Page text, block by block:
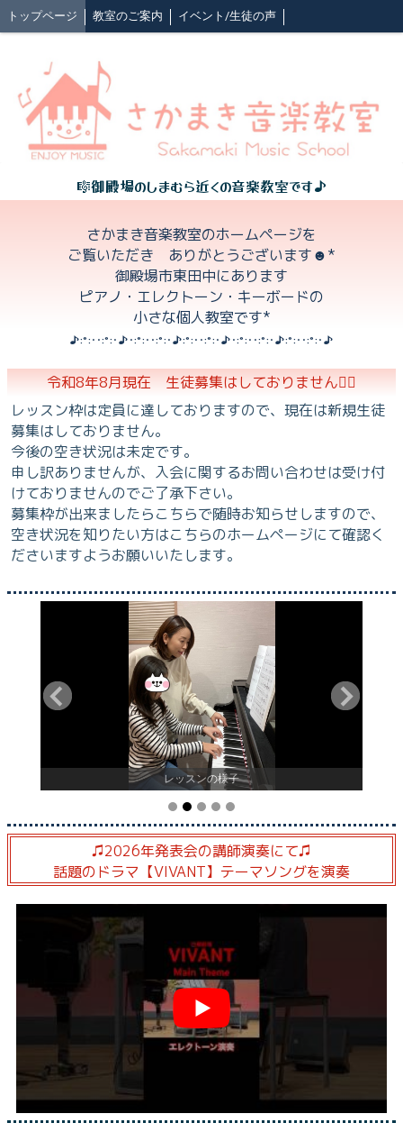
トップページ 教室のご案内 イベント/生徒の声
🎼御殿場のしまむら近くの音楽教室です♪
さかまき音楽教室のホームページを
ご覧いただき ありがとうございます☻*
御殿場市東田中にあります
ピアノ・エレクトーン・キーボードの
小さな個人教室です*
♪:°:･･:°:･♪･:°:･･:°:･♪:°:･･:°:･♪･:°:･･:°:･♪:°:･･:°:･♪
令和8年8月現在 生徒募集はしておりません🙇‍♀️
レッスン枠は定員に達しておりますので、現在は新規生徒
募集はしておりません。
今後の空き状況は未定です。
申し訳ありませんが、入会に関するお問い合わせは受け付
けておりませんのでご了承下さい。
募集枠が出来ましたらこちらで随時お知らせしますので、
空き状況を知りたい方はこちらのホームページにて確認く
ださいますようお願いいたします。
レッスンの様子
♫2026年発表会の講師演奏にて♫
話題のドラマ【VIVANT】テーマソングを演奏